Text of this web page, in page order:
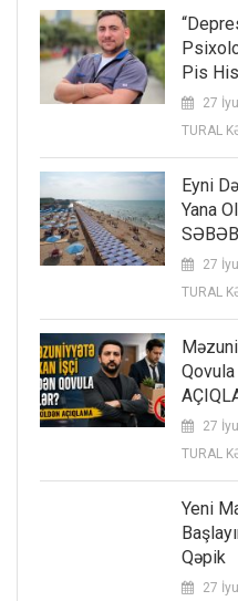
Pis
27
TURAL
Eyni
Yana
27
TURAL
27
TURAL
Yeni
Qəpik
27